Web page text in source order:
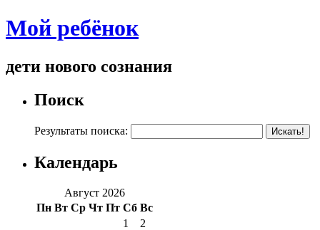
Мой ребёнок
дети нового сознания
Поиск
Результаты поиска:
Календарь
Август 2026
Пн Вт Ср Чт Пт Сб Вс
1
2